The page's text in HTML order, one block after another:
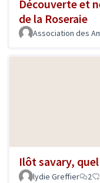
Découverte et
de la Roseraie
Association des
Ilôt savary,
lydie Greffier
2